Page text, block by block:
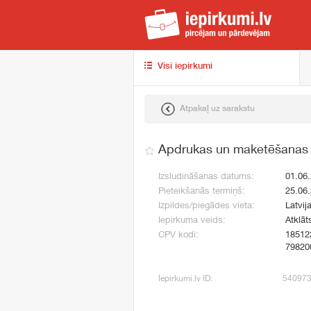
Visi iepirkumi
Atpakaļ uz sarakstu
Apdrukas un
Izsludināšanas datums:
Pieteikšanās termiņš:
Izpildes/piegādes vieta:
Iepirkuma veids:
CPV kodi:
Iepirkumi.lv ID: